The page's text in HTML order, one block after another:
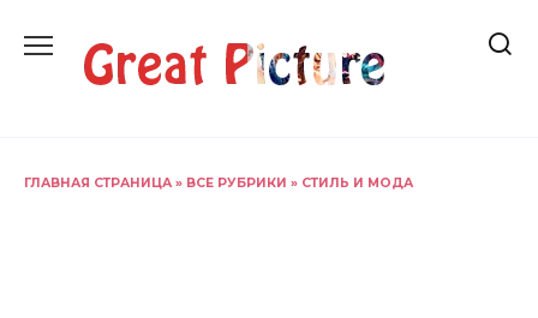
содержанию
ГЛАВНАЯ СТРАНИЦА » ВСЕ РУБРИКИ » СТИЛЬ И МОДА